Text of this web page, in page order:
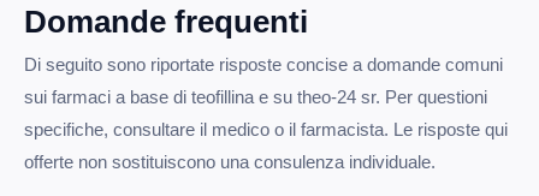
Domande frequenti
Di seguito sono riportate risposte concise a domande comuni
sui farmaci a base di teofillina e su theo-24 sr. Per questioni
specifiche, consultare il medico o il farmacista. Le risposte qui
offerte non sostituiscono una consulenza individuale.